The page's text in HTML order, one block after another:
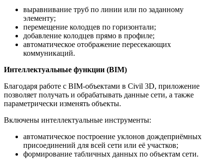
выравнивание труб по линии или по заданному
элементу;
перемещение колодцев по горизонтали;
добавление колодцев прямо в профиле;
автоматическое отображение пересекающих
коммуникаций.
Интеллектуальные функции (BIM)
Благодаря работе с BIM-объектами в Civil 3D, приложение
позволяет получать и обрабатывать данные сети, а также
параметрически изменять объекты.
Включены интеллектуальные инструменты:
автоматическое построение уклонов дождеприёмных
присоединений для всей сети или её участков;
формирование табличных данных по объектам сети.